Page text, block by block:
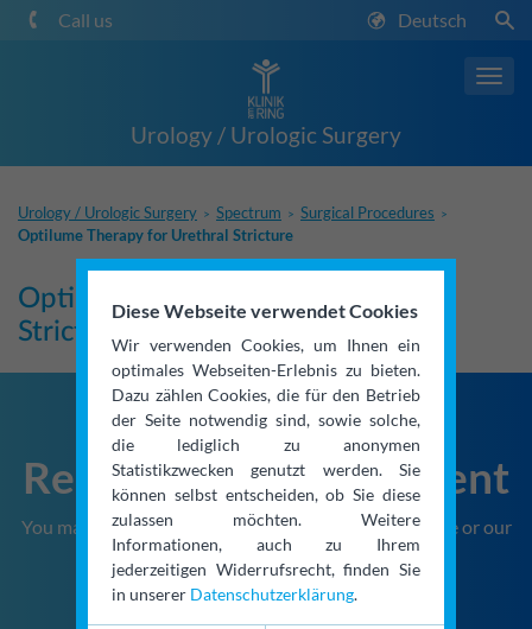
Diese Webseite verwendet Cookies
Wir verwenden Cookies, um Ihnen ein
optimales Webseiten-Erlebnis zu bieten.
Dazu zählen Cookies, die für den Betrieb
der Seite notwendig sind, sowie solche,
die lediglich zu anonymen
Statistikzwecken genutzt werden. Sie
können selbst entscheiden, ob Sie diese
zulassen möchten. Weitere
Informationen, auch zu Ihrem
jederzeitigen Widerrufsrecht, finden Sie
in unserer Datenschutzerklärung.
Call us Deutsch
Urology / Urologic Surgery
Urology / Urologic Surgery > Spectrum > Surgical Procedures >
Optilume Therapy for Urethral Stricture
Optilume Therapy for Urethral
Stricture
Request an Appointment
You may request an appointment either via telephone or our
contact form.